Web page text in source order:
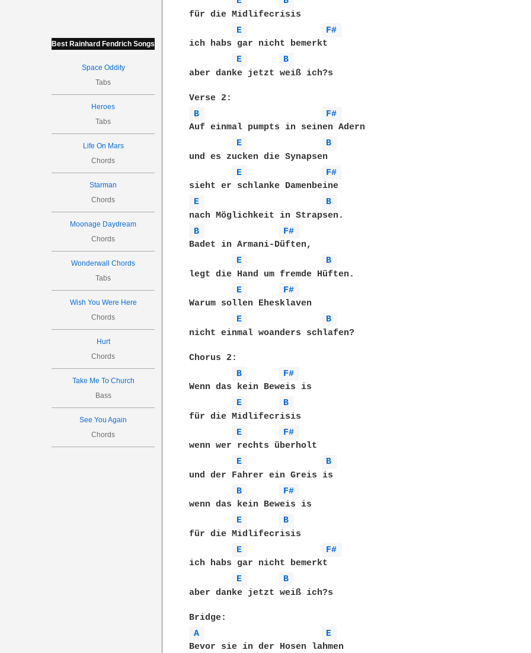
Best Rainhard Fendrich Songs
Space Oddity
Tabs
Heroes
Tabs
Life On Mars
Chords
Starman
Chords
Moonage Daydream
Chords
Wonderwall Chords
Tabs
Wish You Were Here
Chords
Hurt
Chords
Take Me To Church
Bass
See You Again
Chords
für die Midlifecrisis
E
F#
ich habs gar nicht bemerkt
E
B
aber danke jetzt weiß ich?s
B
F#
Auf einmal pumpts in seinen Adern
E
B
und es zucken die Synapsen
E
F#
E
B
B
F#
Badet in Armani-Düften,
E
B
legt die Hand um fremde Hüften.
E
F#
Warum sollen Ehesklaven
E
B
nicht einmal woanders schlafen?
Chorus 2:
B
F#
Wenn das kein Beweis is
E
B
für die Midlifecrisis
E
F#
wenn wer rechts überholt
E
B
und der Fahrer ein Greis is
B
F#
wenn das kein Beweis is
E
B
für die Midlifecrisis
E
F#
ich habs gar nicht bemerkt
E
B
aber danke jetzt weiß ich?s
A
E
Bevor sie in der Hosen lahmen